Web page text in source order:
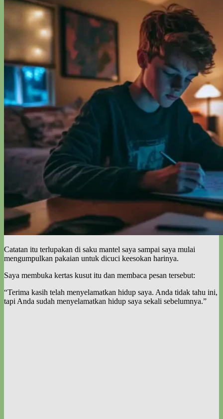
Catatan itu terlupakan di saku mantel saya sampai saya mulai
mengumpulkan pakaian untuk dicuci keesokan harinya.
Saya membuka kertas kusut itu dan membaca pesan tersebut:
“Terima kasih telah menyelamatkan hidup saya. Anda tidak tahu ini,
tapi Anda sudah menyelamatkan hidup saya sekali sebelumnya.”